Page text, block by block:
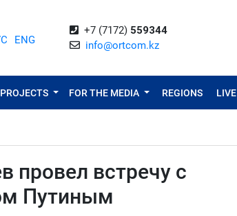
ENG
+7 (7172) 559344
info@ortcom.kz
FOR THE MEDIA REGIONS LIVE
провел встречу с
Путиным